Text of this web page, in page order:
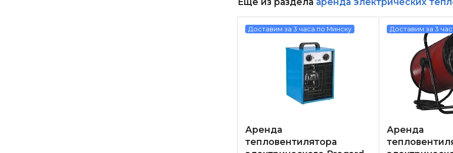
Доставим за 3 часа по Минску
Аренда
тепловентилятора
Доставим за 3
Аренда